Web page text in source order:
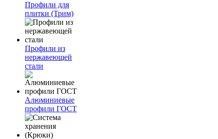
Профили для
плитки (Трим)
Профили из
нержавеющей
стали
Алюминиевые
профили ГОСТ